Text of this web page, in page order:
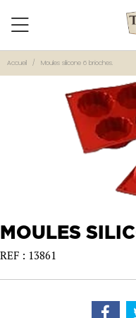
Accueil Moules silicone 6 brioches.
MOULES
REF : 13861